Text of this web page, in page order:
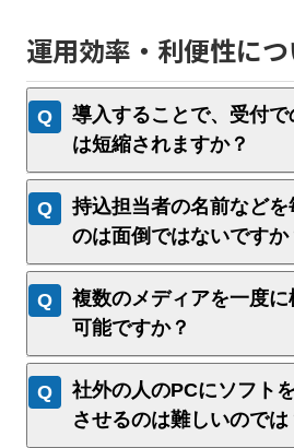
運用効率・利便性につ
導入することで、受付で
は短縮されますか？
持込担当者の名前など
のは面倒ではないですか
複数のメディアを一度
可能ですか？
社外の人のPCにソフト
させるのは難しいのでは